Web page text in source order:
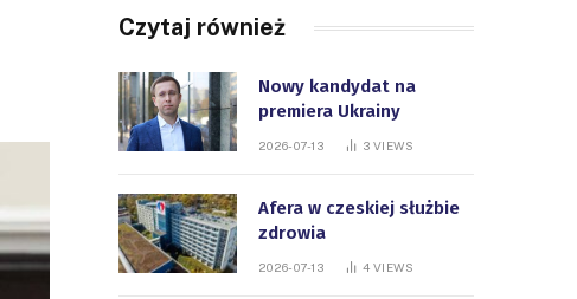
Czytaj również
Nowy kandydat na
premiera Ukrainy
2026-07-13 3 VIEWS
Afera w czeskiej służbie
zdrowia
2026-07-13 4 VIEWS